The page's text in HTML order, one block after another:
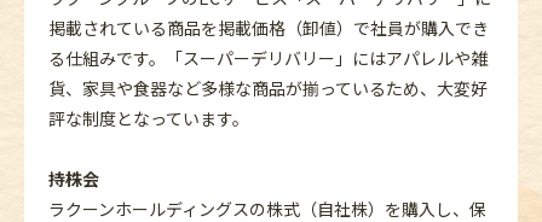
掲載されている商品を掲載価格（卸値）で社員が購入でき
る仕組みです。「スーパーデリバリー」にはアパレルや雑
貨、家具や食器など多様な商品が揃っているため、大変好
評な制度となっています。
持株会
ラクーンホールディングスの株式（自社株）を購入し、保